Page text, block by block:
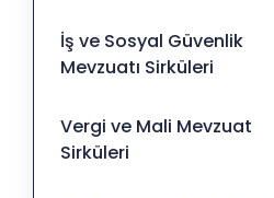
İş ve Sosyal Güvenlik
Mevzuatı Sirküleri
Vergi ve Mali Mevzuat
Sirküleri